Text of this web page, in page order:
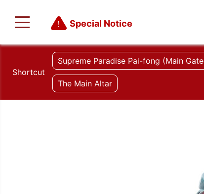
Special Notice
Shortcut
Supreme Paradise Pai-fong (Main
The Main Altar